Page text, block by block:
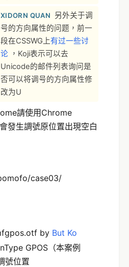
XIDORN QUAN
另外关于调
号的方向属性的问题，前一
段在CSSWG上有过一些讨
论，Koji表示可以去
Unicode的邮件列表询问是
否可以将调号的方向属性修
改为U
請使用Chrome
發生調號原位置出現空白
case03/
by But Ko
GPOS（本案例
號位置